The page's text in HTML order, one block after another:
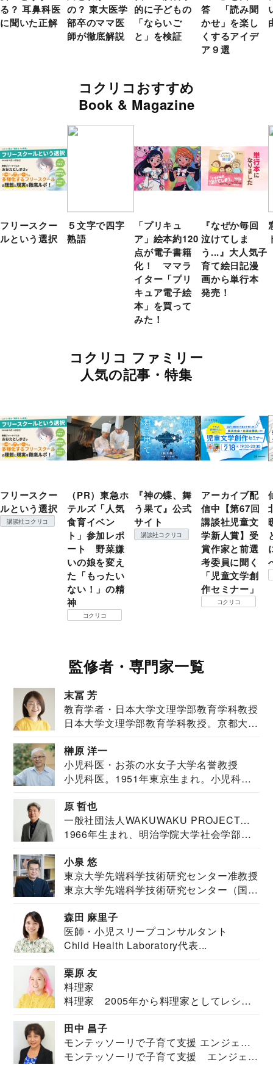
る？ 耳鼻科医
に聞いた正解
の？ 東大医学
部卒のママ医
師が徹底解説
的に子どもの
「ならいご
と」を検証
答 「読み聞
かせ」を楽し
くするアイデ
ア９選
コクリコおすすめ
Book & Magazine
フリースクー
ルという選択
５文字で四字
熟語
「プリキュ
ア」絵本約120
点が電子書籍
化！ ママラ
イター「プリ
キュア電子絵
本」を買って
みた！
『なぜか毎回
泣けてしま
う...』大人気子
育て絵日記漫
画から単行本
発売！
コクリコ ファミリー
人気の記事・特集
フリースクー
ルという選択
講談社コクリコ
（PR）東急ホ
テルズ「人気
食育イベン
ト」参加レポ
ート 野菜嫌
いの娘を変え
た「もったい
ない！」の精
神
コクリコ
『神の蝶、舞
う果て』公式
サイト
講談社コクリコ
アーカイブ配
信中【第67回
講談社児童文
学新人賞】受
賞作家と前選
考委員に聞く
「児童文学創
作セミナー」
コクリコ
監修者・専門家一覧
末冨 芳
教育学者・日本大学文理学部教育学科教授
日本大学文理学部教育学科教授。京都大学
榊原 洋一
小児科医・お茶の水女子大学名誉教授
小児科医。1951年東京生まれ。小児科
原 哲也
一般社団法人WAKUWAKU PROJECT
JAPAN代表・言語聴覚士・社会福祉士
1966年生まれ、明治学院大学社会学部福
小泉 悠
東京大学先端科学技術研究センター准教授
東京大学先端科学技術研究センター（国際
森田 麻里子
医師・小児スリープコンサルタント
Child Health Laboratory代表...
栗原 友
料理家
料理家 2005年から料理家としてレシピ
田中 昌子
モンテッソーリで子育て支援 エンジェル
ズハウス研究所所長
モンテッソーリで子育て支援 エンジェル